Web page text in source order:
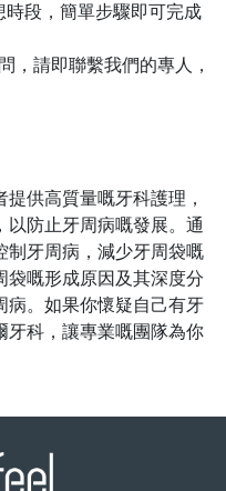
時段，簡單步驟即可完成
，請即聯繫我們的專人，
供高質量嘅牙科護理，
以防止牙周病嘅發展。通
制牙周病，減少牙周袋嘅
袋嘅形成原因及其深度分
病。如果你懷疑自己有牙
牙科，讓專業嘅團隊為你